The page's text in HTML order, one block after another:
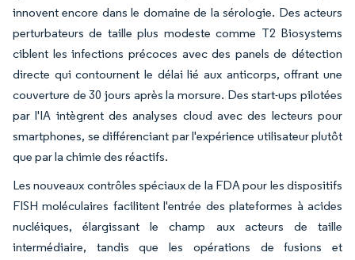
innovent encore dans le domaine de la sérologie. Des acteurs
perturbateurs de taille plus modeste comme T2 Biosystems
ciblent les infections précoces avec des panels de détection
directe qui contournent le délai lié aux anticorps, offrant une
couverture de 30 jours après la morsure. Des start-ups pilotées
par l'IA intègrent des analyses cloud avec des lecteurs pour
smartphones, se différenciant par l'expérience utilisateur plutôt
que par la chimie des réactifs.
Les nouveaux contrôles spéciaux de la FDA pour les dispositifs
FISH moléculaires facilitent l'entrée des plateformes à acides
nucléiques, élargissant le champ aux acteurs de taille
intermédiaire, tandis que les opérations de fusions et